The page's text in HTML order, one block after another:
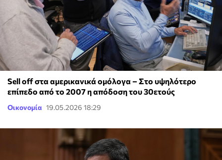
Sell off στα αμερικανικά ομόλογα – Στο υψηλότερο
επίπεδο από το 2007 η απόδοση του 30ετούς
Οικονομία 19.05.2026 18:29